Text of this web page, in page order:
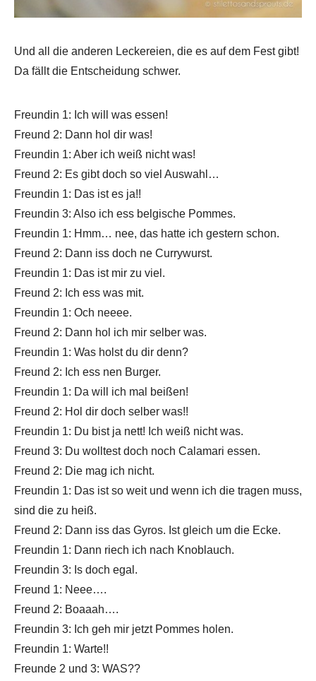
Und all die anderen Leckereien, die es auf dem Fest gibt!
Da fällt die Entscheidung schwer.
Freundin 1: Ich will was essen!
Freund 2: Dann hol dir was!
Freundin 1: Aber ich weiß nicht was!
Freund 2: Es gibt doch so viel Auswahl…
Freundin 1: Das ist es ja!!
Freundin 3: Also ich ess belgische Pommes.
Freundin 1: Hmm… nee, das hatte ich gestern schon.
Freund 2: Dann iss doch ne Currywurst.
Freundin 1: Das ist mir zu viel.
Freund 2: Ich ess was mit.
Freundin 1: Och neeee.
Freund 2: Dann hol ich mir selber was.
Freundin 1: Was holst du dir denn?
Freund 2: Ich ess nen Burger.
Freundin 1: Da will ich mal beißen!
Freund 2: Hol dir doch selber was!!
Freundin 1: Du bist ja nett! Ich weiß nicht was.
Freund 3: Du wolltest doch noch Calamari essen.
Freund 2: Die mag ich nicht.
Freundin 1: Das ist so weit und wenn ich die tragen muss,
sind die zu heiß.
Freund 2: Dann iss das Gyros. Ist gleich um die Ecke.
Freundin 1: Dann riech ich nach Knoblauch.
Freundin 3: Is doch egal.
Freund 1: Neee….
Freund 2: Boaaah….
Freundin 3: Ich geh mir jetzt Pommes holen.
Freundin 1: Warte!!
Freunde 2 und 3: WAS??